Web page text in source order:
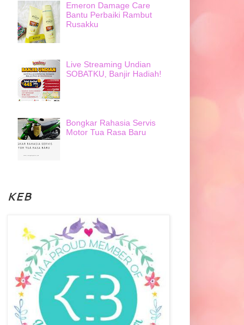
Emeron Damage Care
Bantu Perbaiki Rambut
Rusakku
Live Streaming Undian
SOBATKU, Banjir Hadiah!
Bongkar Rahasia Servis
Motor Tua Rasa Baru
KEB